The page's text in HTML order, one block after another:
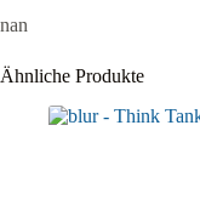
nan
Ähnliche Produkte